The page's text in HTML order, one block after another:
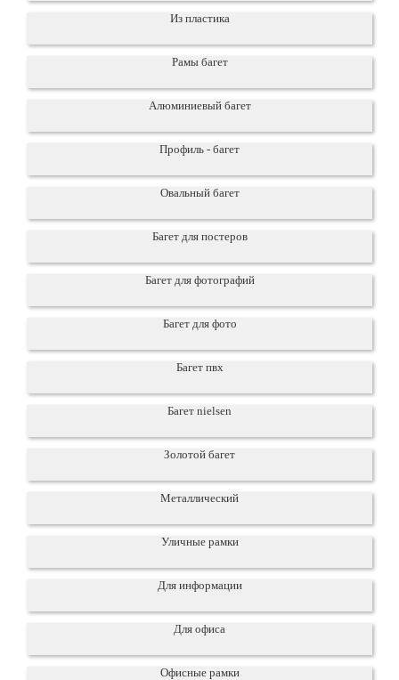
Из пластика
Рамы багет
Алюминиевый багет
Профиль - багет
Овальный багет
Багет для постеров
Багет для фотографий
Багет для фото
Багет пвх
Багет nielsen
Золотой багет
Металлический
Уличные рамки
Для информации
Для офиса
Офисные рамки